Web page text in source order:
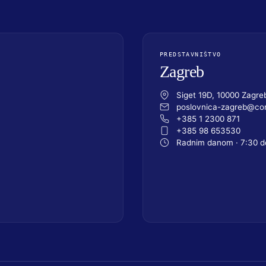
PREDSTAVNIŠTVO
Zagreb
Siget 19D, 10000
poslovnica-
+385 1 2300 871
+385 98 653530
Radnim danom · 7:30